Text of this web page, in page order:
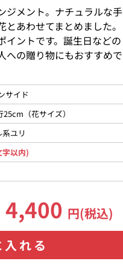
ジメント。ナチュラルな手
あわせてまとめました。
イントです。誕生日などの
への贈り物にもおすすめで
サイド
（花サイズ）
ユリ
以内)
4,400 円(税込)
れる